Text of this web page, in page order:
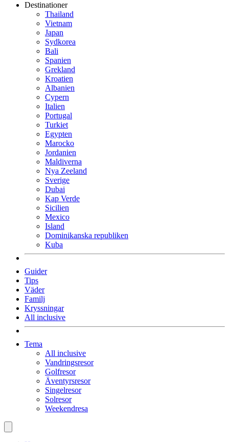
Destinationer
Thailand
Vietnam
Japan
Sydkorea
Bali
Spanien
Grekland
Kroatien
Albanien
Cypern
Italien
Portugal
Turkiet
Egypten
Marocko
Jordanien
Maldiverna
Nya Zeeland
Sverige
Dubai
Kap Verde
Sicilien
Mexico
Island
Dominikanska republiken
Kuba
Guider
Tips
Väder
Familj
Kryssningar
All inclusive
Tema
All inclusive
Vandringsresor
Golfresor
Äventyrsresor
Singelresor
Solresor
Weekendresa